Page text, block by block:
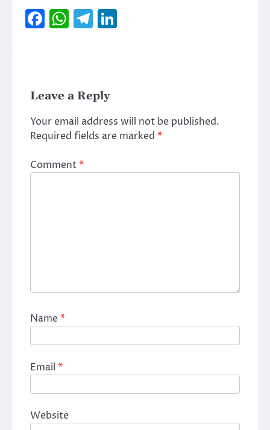
Facebook
WhatsApp
Telegram
Leave a Reply
Your email address will not be published.
Required fields are marked *
Comment*
Name*
Email *
Website